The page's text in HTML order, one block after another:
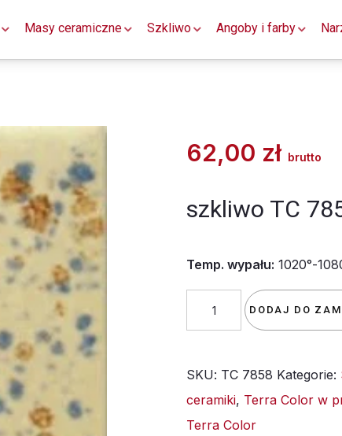
Masy ceramiczne Szkliwo Angoby i farby
62,00 zł brutto
szkliwo TC
Temp. wypału: 1020°-
szkliwo
7858
Walencja
-
DODAJ DO
SKU: TC 7858 Kategorie:
ceramiki, Terra Color w
Terra Color